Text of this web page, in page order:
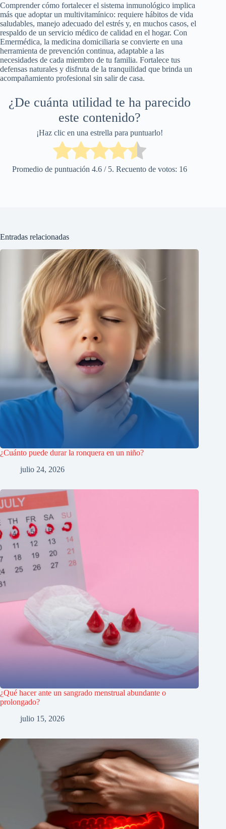
Comprender cómo fortalecer el sistema inmunológico implica
más que adoptar un multivitamínico: requiere hábitos de vida
saludables, manejo adecuado del estrés y, en muchos casos, el
respaldo de un servicio médico de calidad en el hogar. Con
Emermédica, la medicina domiciliaria se convierte en una
herramienta de prevención continua, adaptable a las
necesidades de cada miembro de tu familia. Fortalece tus
defensas naturales y disfruta de la tranquilidad que brinda un
acompañamiento profesional sin salir de casa.
¿De cuánta utilidad te ha parecido
este contenido?
¡Haz clic en una estrella para puntuarlo!
Promedio de puntuación 4.6/ 5. Recuento de votos: 16
Entradas relacionadas
¿Cuánto puede durar la ronquera en un niño?
julio 24, 2026
¿Qué hacer ante un sangrado menstrual abundante o
prolongado?
julio 15, 2026